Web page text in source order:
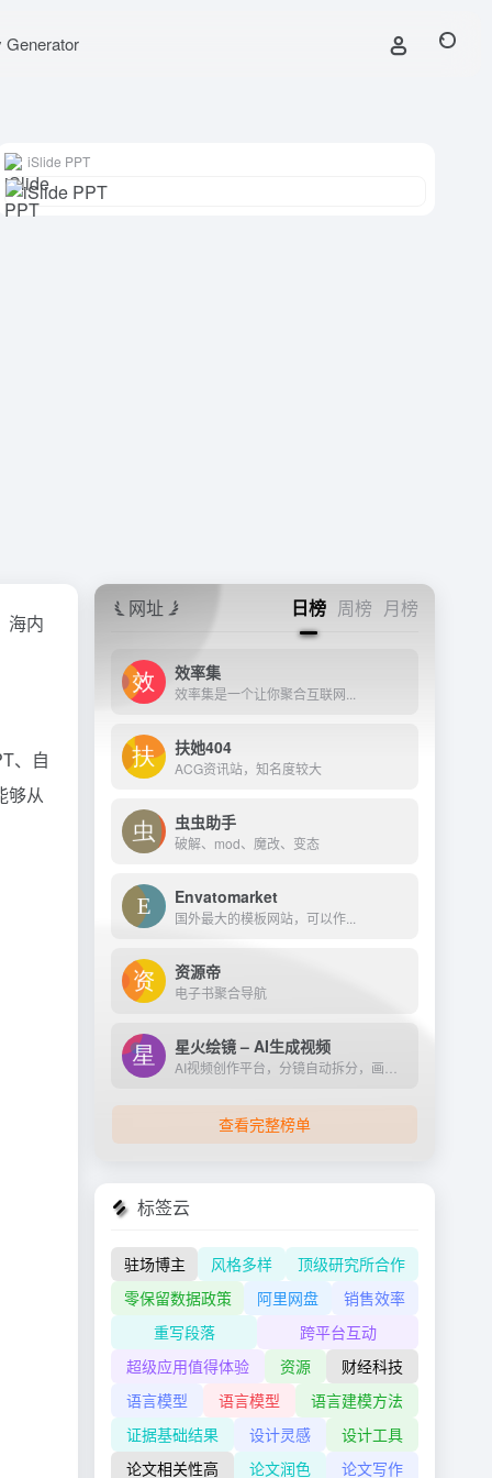
Generator
iSlide PPT
海内
、自
够从
网址 日榜 周榜 月榜
效率集
效率集是一个让你聚合互联网...
扶她404
ACG资讯站，知名度较大
虫虫助手
破解、mod、魔改、变态
Envatomarket
国外最大的模板网站，可以作...
资源帝
电子书聚合导航
星火绘镜 – AI生成视频
查看完整榜单
标签云
驻场博主 风格多样
顶级研究所合作
零保留数据政策
阿里网盘
销售效率
重写段落
跨平台互动
超级应用值得体验
资源
财经科技
语言模型
语言模型
语言建模方法
证据基础结果
设计灵感
设计工具
论文相关性高
论文润色 论文写作